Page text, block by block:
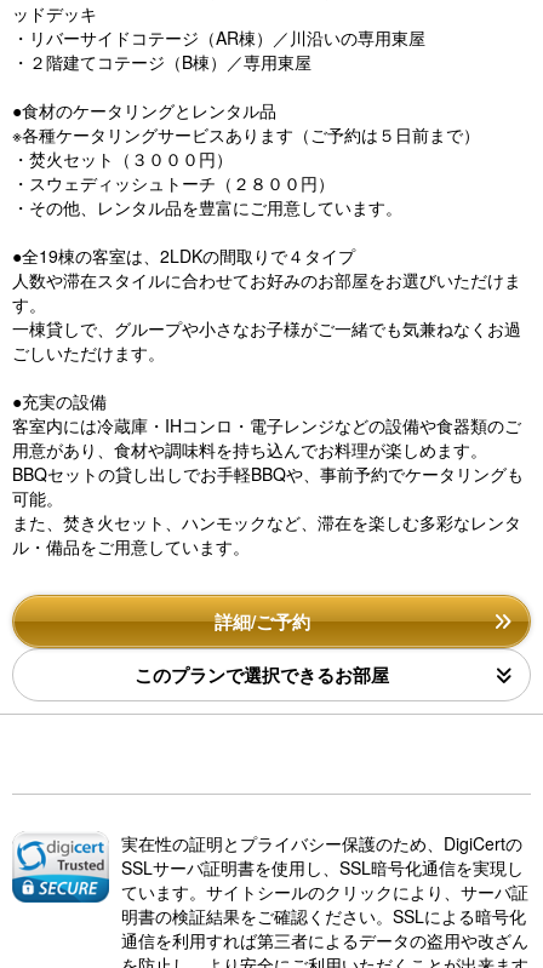
ッドデッキ
・リバーサイドコテージ（AR棟）／川沿いの専用東屋
・２階建てコテージ（B棟）／専用東屋
●食材のケータリングとレンタル品
※各種ケータリングサービスあります（ご予約は５日前まで）
・焚火セット（３０００円）
・スウェディッシュトーチ（２８００円）
・その他、レンタル品を豊富にご用意しています。
●全19棟の客室は、2LDKの間取りで４タイプ
人数や滞在スタイルに合わせてお好みのお部屋をお選びいただけま
す。
一棟貸しで、グループや小さなお子様がご一緒でも気兼ねなくお過
ごしいただけます。
●充実の設備
客室内には冷蔵庫・IHコンロ・電子レンジなどの設備や食器類のご
用意があり、食材や調味料を持ち込んでお料理が楽しめます。
BBQセットの貸し出しでお手軽BBQや、事前予約でケータリングも
可能。
また、焚き火セット、ハンモックなど、滞在を楽しむ多彩なレンタ
ル・備品をご用意しています。
詳細/ご予約
このプランで選択できるお部屋
実在性の証明とプライバシー保護のため、DigiCertの
SSLサーバ証明書を使用し、SSL暗号化通信を実現し
ています。サイトシールのクリックにより、サーバ証
明書の検証結果をご確認ください。SSLによる暗号化
通信を利用すれば第三者によるデータの盗用や改ざん